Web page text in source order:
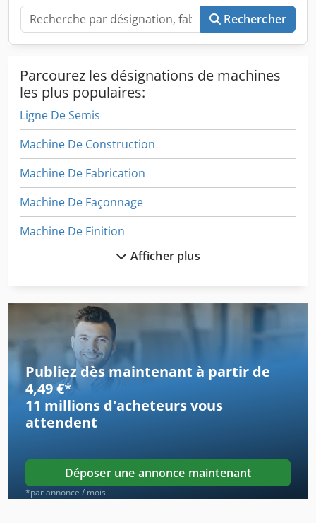
Rechercher
Parcourez les désignations de machines
les plus populaires:
Ligne De Semis
Machine De Construction
Machine De Fabrication
Machine De Façonnage
Machine De Finition
Machine De Gravure
Machine De Menuiserie
Machine De Mesure
Machine De Meulage
Machine De Meulage De Ver
Machine De Parquet
Machine De Production
Afficher plus
Publiez dès maintenant à partir de
4,49 €*
11 millions d'acheteursvous
attendent
Déposer une annonce maintenant
*par annonce / mois